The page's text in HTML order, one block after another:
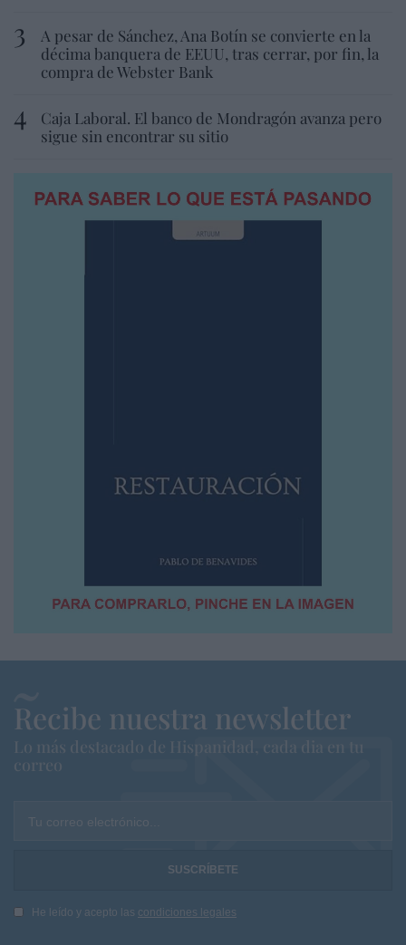
A pesar de Sánchez, Ana Botín se convierte en la
décima banquera de EEUU, tras cerrar, por fin, la
compra de Webster Bank
Caja Laboral. El banco de Mondragón avanza pero
sigue sin encontrar su sitio
Recibe nuestra newsletter
Lo más destacado de Hispanidad, cada dia en tu
correo
Tu correo electrónico...
He leído y acepto las condiciones legales